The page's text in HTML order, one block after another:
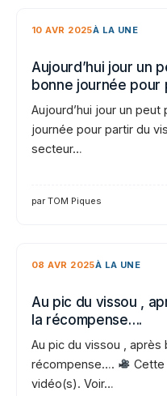
10 AVR 2025À LA UNE
Aujourd’hui jour un
bonne journée pour
Aujourd’hui jour un peut
journée pour partir du
secteur…
par TOM Piques
08 AVR 2025À LA UNE
Au pic du vissou ,
la récompense….
Au pic du vissou ,
récompense….
Cette
vidéo(s). Voir…